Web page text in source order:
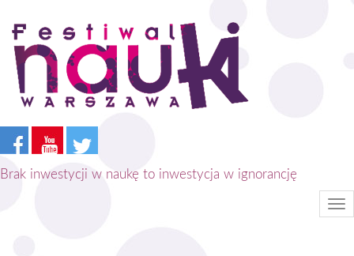
Przejdź
treści
Brak inwestycji w naukę to inwestycja w ignorancję